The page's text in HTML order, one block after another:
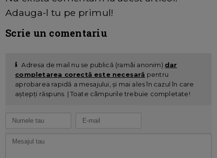
Adauga-l tu pe primul!
Scrie un comentariu
Adresa de mail nu se publică (ramâi anonim) dar
completarea corectă este necesară pentru
aprobarea rapidă a mesajului, și mai ales în cazul în care
aștepți răspuns. | Toate câmpurile trebuie completate!